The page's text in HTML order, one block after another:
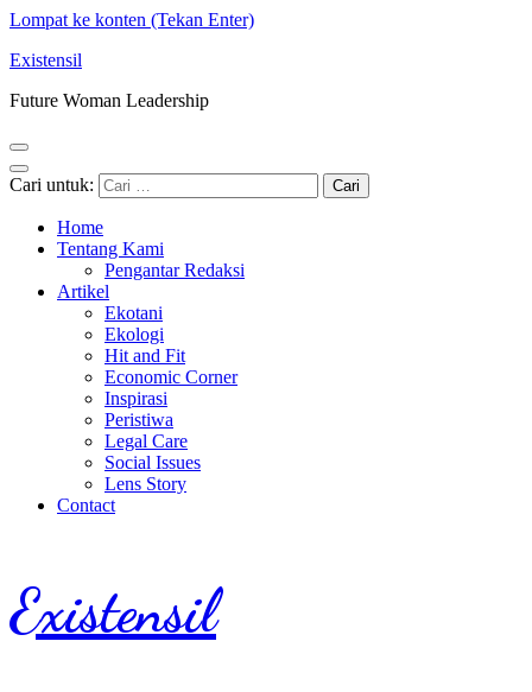
Lompat ke konten (Tekan Enter)
Existensil
Future Woman Leadership
Cari untuk:
Home
Tentang Kami
Pengantar Redaksi
Artikel
Ekotani
Ekologi
Hit and Fit
Economic Corner
Inspirasi
Peristiwa
Legal Care
Social Issues
Lens Story
Contact
Existensil